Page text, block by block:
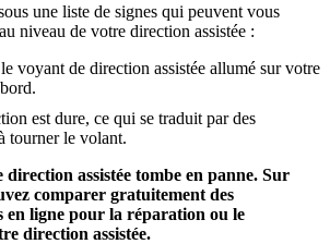
une liste de signes qui peuvent vous
niveau de votre direction assistée :
voyant de direction assistée allumé sur votre
est dure, ce qui se traduit par des
tourner le volant.
assistée tombe en panne. Sur
comparer gratuitement des
en ligne pour la réparation ou le
direction assistée.